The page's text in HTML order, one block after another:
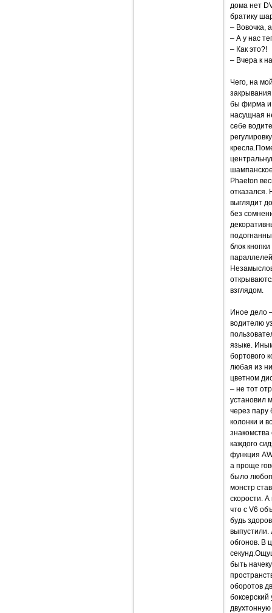
дома нет
братику
– Вовочка,
– А у нас
– Как это?!
– Вчера к
Чего, на
бы фирма и
насущная
себе
Phaeton
отказался.
выглядит
без
блок
взглядом.
Иное дело
водителю
языке.
бортового
любая из
цветном
– не тот
установил
через пару
колонки и
каждого
функция
а проще
было
монстр
скорости.
что с V6
будь
выпустили.
обгонов. В
быть
оборотов